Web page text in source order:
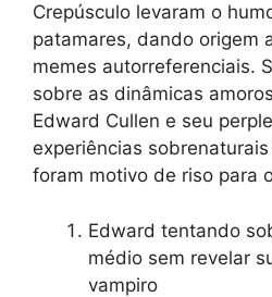
Crepúsculo levaram o
patamares, dando origem
memes autorreferenciais.
sobre as dinâmicas
Edward Cullen e seu
experiências
foram motivo de riso para
Edward tentando
médio sem revelar
vampiro